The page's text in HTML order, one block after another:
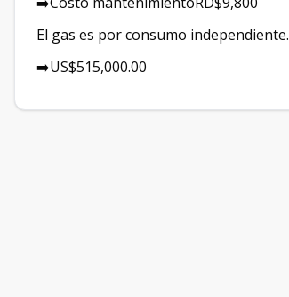
El gas es por consumo independiente.
➡️US$515,000.00